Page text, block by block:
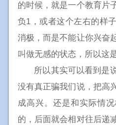
的时候，就是一个教育片
负1，或者这个左右的样
消极，而是不能让你兴奋
叫做无感的状态，所以这
所以其实可以看到是
没有真正骗我们说，把高
成高兴。还是和实际情
的，后面就会相对往后递